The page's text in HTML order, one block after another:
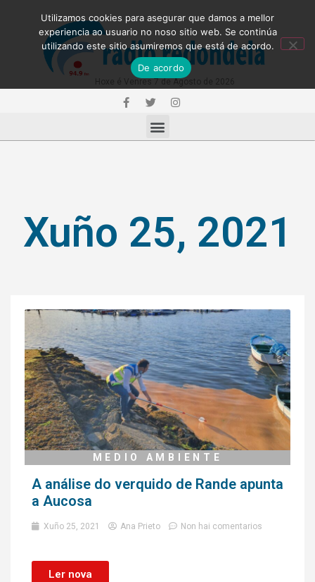
Xuño 25, 2021
MEDIO AMBIENTE
A análise do verquido de Rande apunta
a Aucosa
Xuño 25, 2021 Ana Prieto Non hai comentarios
Ler nova
Utilizamos cookies para asegurar que damos a mellor
experiencia ao usuario no noso sitio web. Se continúa
utilizando este sitio asumiremos que está de acordo.
De acordo